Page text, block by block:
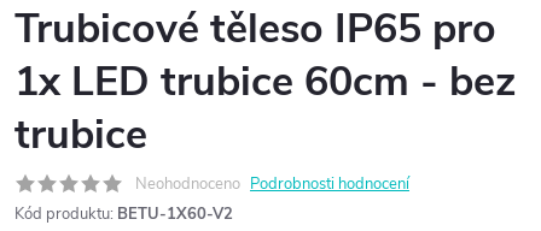
Trubicové těleso IP65 pro
1x LED trubice 60cm - bez
trubice
Neohodnoceno Podrobnosti hodnocení
Kód produktu: BETU-1X60-V2